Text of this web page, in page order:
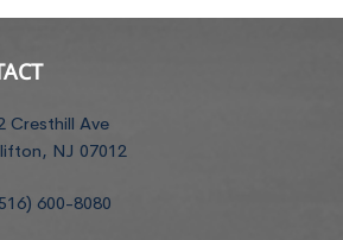
Cresthill Ave
NJ 07012
600-8080